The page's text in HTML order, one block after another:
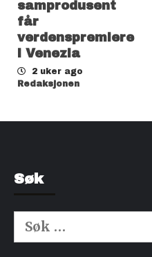
samprodusent
får
verdenspremiere
i Venezia
2 uker ago
Redaksjonen
Søk
Søk
etter: